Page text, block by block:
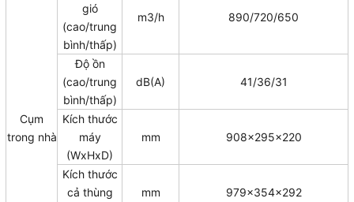
Cụm
trong nhà
gió
(cao/trung
bình/thấp)
m3/h 890/720/650
Độ ồn
(cao/trung
bình/thấp)
dB(A) 41/36/31
Kích thước
máy
(WxHxD)
mm 908x295x220
Kích thước
cả thùng
mm 979x354x292